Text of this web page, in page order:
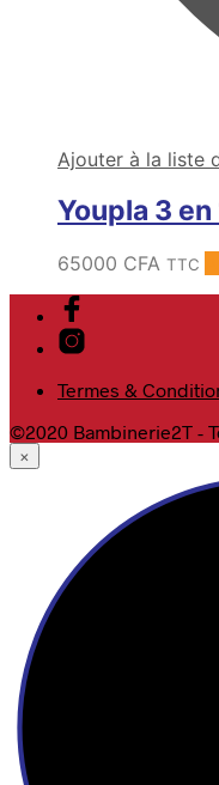
Ajouter à la liste
Youpla 3 en
65000 CFA TTC
Termes &
©2020 Bambinerie2T -
×